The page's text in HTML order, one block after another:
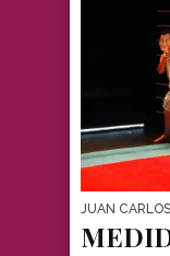
JUAN